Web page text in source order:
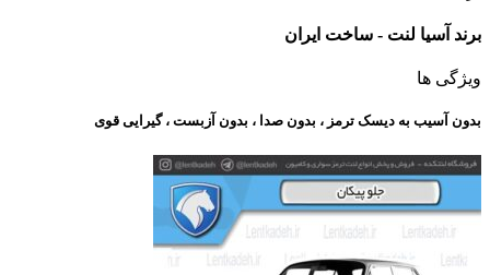
برند آسیا لنت - ساخت ایران
ویژگی ها
بدون آسیب به دیسک ترمز ، بدون صدا ، بدون آزبست ، گیرایی قوی​